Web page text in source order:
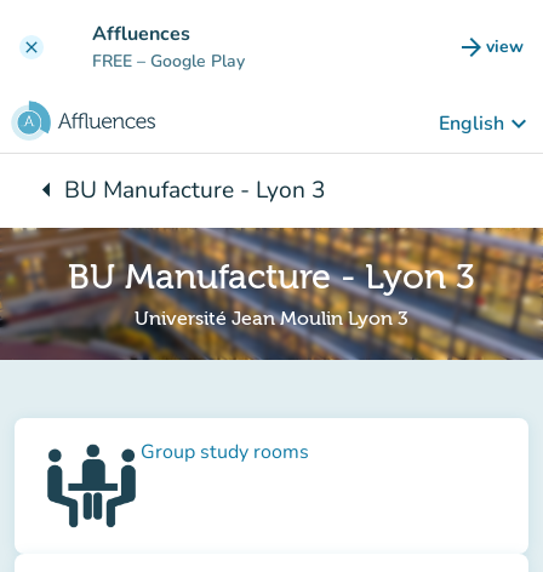
clear Affluences
FREE – Google Play arrow_forward view
(new
English keyboard_arrow_down
arrow_leftBack to:
BU Manufacture - Lyon 3
BU Manufacture - Lyon 3
Université Jean Moulin Lyon 3
Group study rooms